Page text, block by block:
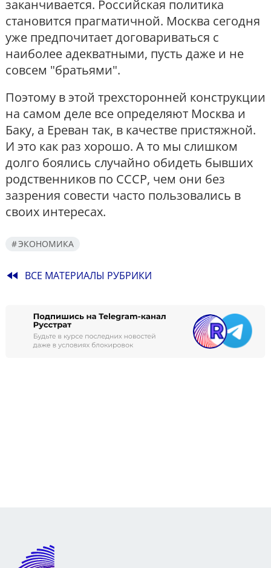
заканчивается. Российская политика
становится прагматичной. Москва сегодня
уже предпочитает договариваться с
наиболее адекватными, пусть даже и не
совсем "братьями".
Поэтому в этой трехсторонней конструкции
на самом деле все определяют Москва и
Баку, а Ереван так, в качестве пристяжной.
И это как раз хорошо. А то мы слишком
долго боялись случайно обидеть бывших
родственников по СССР, чем они без
зазрения совести часто пользовались в
своих интересах.
ЭКОНОМИКА
fast_rewind ВСЕ МАТЕРИАЛЫ РУБРИКИ